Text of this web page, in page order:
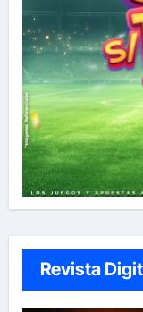
Revista